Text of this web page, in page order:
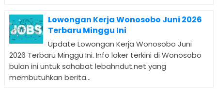
Lowongan Kerja Wonosobo Juni 2026
Terbaru Minggu Ini
Update Lowongan Kerja Wonosobo Juni
2026 Terbaru Minggu Ini. Info loker terkini di Wonosobo
bulan ini untuk sahabat lebahndut.net yang
membutuhkan berita...